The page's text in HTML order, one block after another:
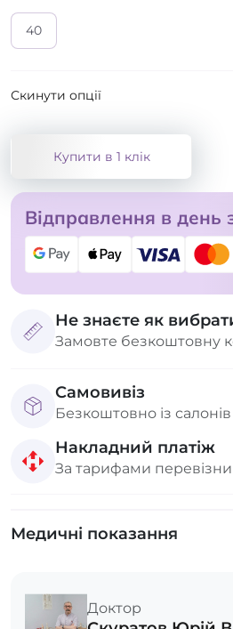
40
Скинути опції
Купити в 1 клік
Відправлення в день
Не знаєте як
Замовте безкоштовну
Самовивіз
Безкоштовно із салонів
Накладний платіж
За тарифами
Медичні показання
Доктор